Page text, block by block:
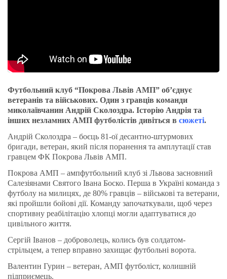
Футбольний клуб “Покрова Львів АМП” об’єднує
ветеранів та військових. Один з гравців команди
миколаївчанин Андрій Сколоздра. Історію Андрія та
інших незламних АМП футболістів дивіться в сюжеті.
Андрій Сколоздра – боєць 81-ої десантно-штурмових
бригади, ветеран, який після поранення та амплутації став
гравцем ФК Покрова Львів АМП.
Покрова АМП – ампфутбольний клуб зі Львова засновний
Салезіянами Святого Івана Боско. Перша в Україні команда з
футболу на милицях, де 80% гравців – військові та ветерани,
які пройшли бойові дії. Команду започаткували, щоб через
спортивну реабілітацію хлопці могли адаптуватися до
цивільного життя.
Сергій Іванов – доброволець, колись був солдатом-
стрільцем, а тепер вправно захищає футбольні ворота.
Валентин Гурин – ветеран, АМП футболіст, колишній
підприємець.